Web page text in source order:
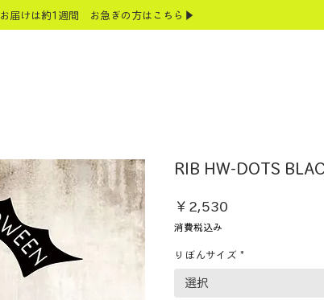
お届けは約1週間 お急ぎの方はこちら▶
RIB HW-DOTS
￥2,530
消費税込み
りぼんサイズ *
選択